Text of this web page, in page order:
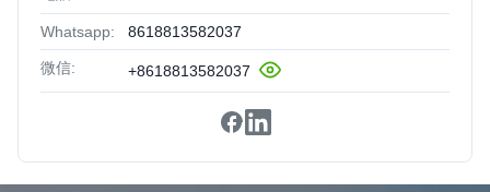
Whatsapp: 8618813582037
微信: +8618813582037